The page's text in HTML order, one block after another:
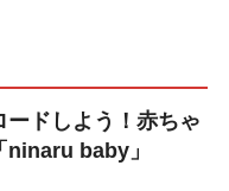
ードしよう！赤ちゃ
ninaru baby」